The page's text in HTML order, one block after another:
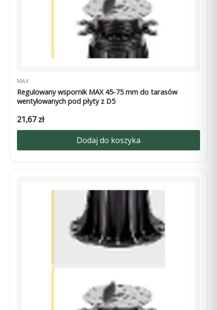
MAX
Regulowany wspornik MAX 45-75 mm do tarasów
wentylowanych pod płyty z D5
21,67zł
Dodaj do koszyka